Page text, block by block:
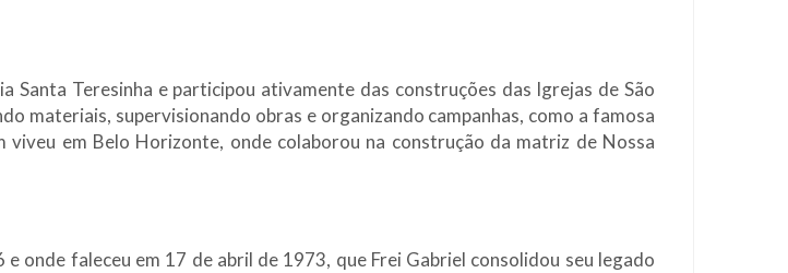
Teresinha e participou ativamente das construções das Igrejas de São
materiais, supervisionando obras e organizando campanhas, como a famosa
viveu em Belo Horizonte, onde colaborou na construção da matriz de Nossa
onde faleceu em 17 de abril de 1973, que Frei Gabriel consolidou seu legado